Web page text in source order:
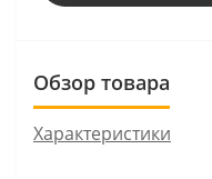
Обзор товара
Характеристики